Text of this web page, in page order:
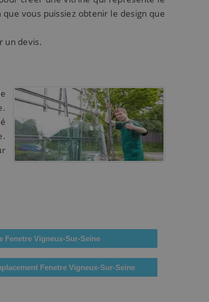
vous puissiez obtenir le design que
un devis.
Fenetre Vigneux-Sur-Seine
Fenetre Vigneux-Sur-Seine